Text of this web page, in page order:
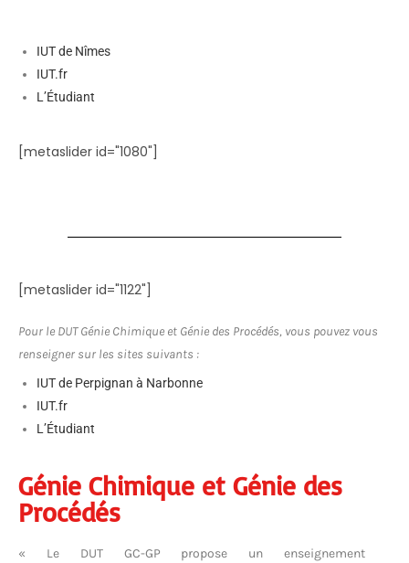
IUT de Nîmes
IUT.fr
L’Étudiant
[metaslider id="1080"]
[metaslider id="1122"]
Pour le DUT Génie Chimique et Génie des Procédés, vous pouvez vous
renseigner sur les sites suivants :
IUT de Perpignan à Narbonne
IUT.fr
L’Étudiant
Génie Chimique et Génie des
Procédés
« Le DUT GC-GP propose un enseignement